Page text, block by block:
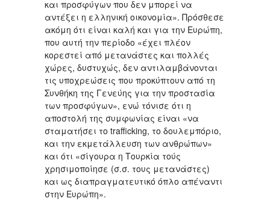
και προσφύγων που δεν μπορεί να
αντέξει η ελληνική οικονομία». Πρόσθεσε
ακόμη ότι είναι καλή και για την Ευρώπη,
που αυτή την περίοδο «έχει πλέον
κορεστεί από μετανάστες και πολλές
χώρες, δυστυχώς, δεν αντιλαμβάνονται
τις υποχρεώσεις που προκύπτουν από τη
Συνθήκη της Γενεύης για την προστασία
των προσφύγων», ενώ τόνισε ότι η
αποστολή της συμφωνίας είναι «να
σταματήσει το trafficking, το δουλεμπόριο,
και την εκμετάλλευση των ανθρώπων»
και ότι «σίγουρα η Τουρκία τούς
χρησιμοποίησε (σ.σ. τους μετανάστες)
και ως διαπραγματευτικό όπλο απέναντι
στην Ευρώπη».